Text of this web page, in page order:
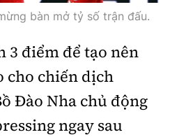
bàn mở tỷ số trận đấu.
3 điểm để tạo nên
cho chiến dịch
Đào Nha chủ động
ngay sau